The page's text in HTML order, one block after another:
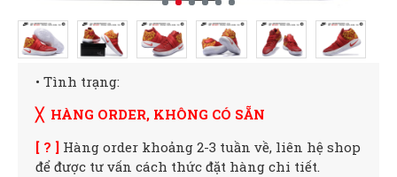
• Tình trạng:
╳ HÀNG ORDER, KHÔNG CÓ SẴN
[ ? ] Hàng order khoảng 2-3 tuần về, liên hệ shop
để được tư vấn cách thức đặt hàng chi tiết.